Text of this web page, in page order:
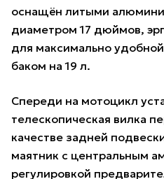
оснащён литыми
диаметром 17 дюймов,
для максимально
баком на 19 л.
Спереди на мотоцикл
телескопическая вилка
качестве задней
маятник с центральным
регулировкой